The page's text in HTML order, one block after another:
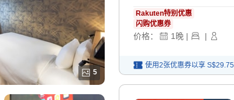
5
Rakuten特别优惠
闪购优惠券
价格： 1晚 | |
使用2张优惠券以享 S$29.75